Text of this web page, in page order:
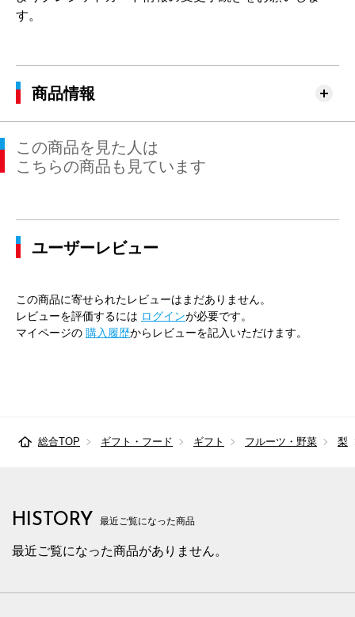
す。
商品情報
この商品を見た人は
こちらの商品も見ています
ユーザーレビュー
この商品に寄せられたレビューはまだありません。
レビューを評価するには ログインが必要です。
マイページの 購入履歴からレビューを記入いただけます。
総合TOP ギフト・フード ギフト フルーツ・野菜 梨
HISTORY 最近ご覧になった商品
最近ご覧になった商品がありません。